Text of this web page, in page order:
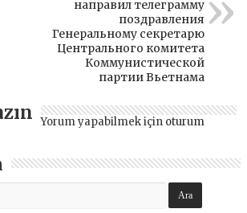
направил телеграмму
поздравления
Генеральному секретарю
Центрального комитета
Коммунистической
партии Вьетнама
Yorum yapabilmek için oturum